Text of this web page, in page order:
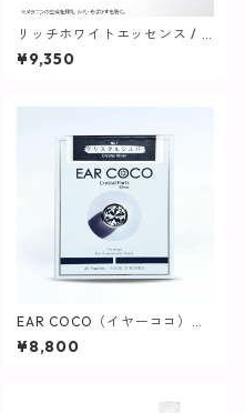
リッチホワイトエッセンス / 3
0mL【美容液】
¥9,350
EAR COCO（イヤーココ）【S
PICARE】
¥8,800